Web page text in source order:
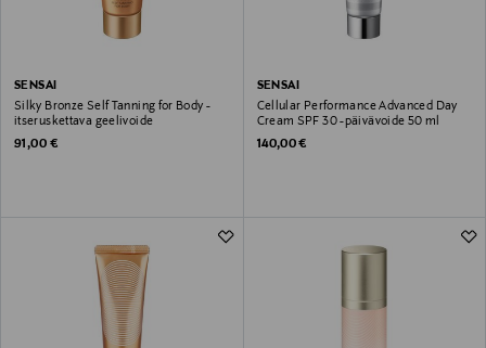
SENSAI
Silky Bronze Self Tanning for Body -
itseruskettava geelivoide
Original Price
91,00 €
SENSAI
Cellular Performance Advanced Day
Cream SPF 30 -päivävoide 50 ml
Original Price
140,00 €